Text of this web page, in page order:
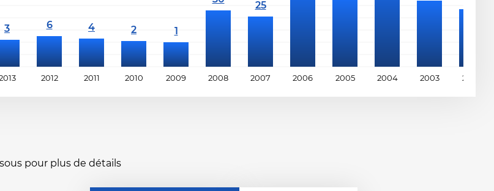
2012 2011 2010 2009 2008 2007 2006 2005 2004 2003 2002
pour plus de détails